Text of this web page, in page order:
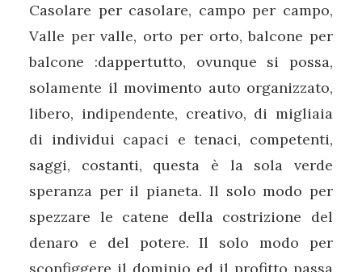
Casolare per casolare, campo per campo,
Valle per valle, orto per orto, balcone per
balcone :dappertutto, ovunque si possa,
solamente il movimento auto organizzato,
libero, indipendente, creativo, di migliaia
di individui capaci e tenaci, competenti,
saggi, costanti, questa è la sola verde
speranza per il pianeta. Il solo modo per
spezzare le catene della costrizione del
denaro e del potere. Il solo modo per
sconfiggere il dominio ed il profitto passa